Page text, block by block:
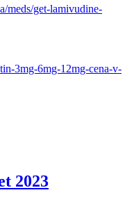
meds/get-lamivudine-
3mg-6mg-12mg-cena-v-
2023